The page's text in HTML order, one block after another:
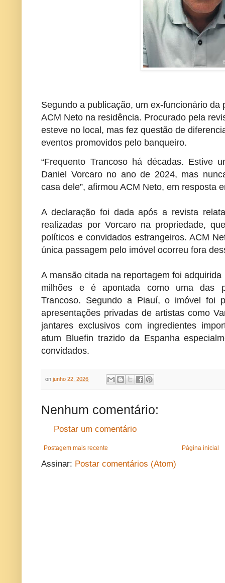
Segundo a publicação, um ex-funcionário da
ACM Neto na residência. Procurado pela
esteve no local, mas fez questão de
eventos promovidos pelo banqueiro.
“Frequento Trancoso há décadas. Estive
Daniel Vorcaro no ano de 2024, mas
casa dele”, afirmou ACM Neto, em resposta
A declaração foi dada após a revista
realizadas por Vorcaro na propriedade,
políticos e convidados estrangeiros. ACM
única passagem pelo imóvel ocorreu fora
A mansão citada na reportagem foi
milhões e é apontada como uma das
Trancoso. Segundo a Piauí, o imóvel foi
apresentações privadas de artistas como
jantares exclusivos com ingredientes
atum Bluefin trazido da Espanha
convidados.
onjunho 22, 2026
Nenhum comentário:
Postar um comentário
Postagem mais recente Página inicial
Assinar: Postar comentários (Atom)